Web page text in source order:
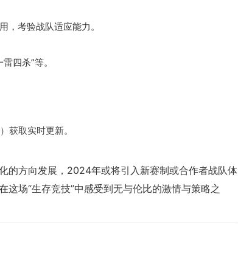
，考验战队适应能力。
四杀”等。
获取实时更新。
的方向发展，2024年或将引入新赛制或合作者战队体
场“生存竞技”中感受到无与伦比的激情与策略之